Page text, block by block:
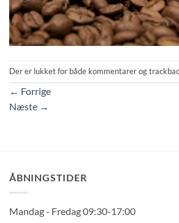
Der er lukket for både kommentarer og
← Forrige
Næste →
ÅBNINGSTIDER
Mandag - Fredag 09:30-17:00